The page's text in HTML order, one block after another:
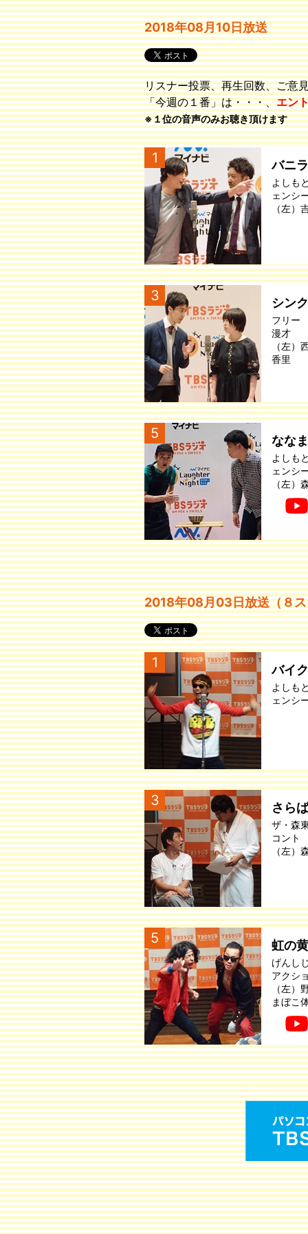
2018年08月10日放送
リスナー投票、再生回数、ご意
「今週の１番」は・・・、エン
※１位の音声のみお聴き頂けます
1 バニ
よしも
ェンシ
（左
3 シン
フリー
漫才
（左
香里
5 なな
よしも
ェンシ
（左
2018年08月03日放送（８
1 バイ
よしも
ェンシ
3 さら
ザ・森
コント
（左
5 虹の
げんし
アクシ
（左
まぼこ